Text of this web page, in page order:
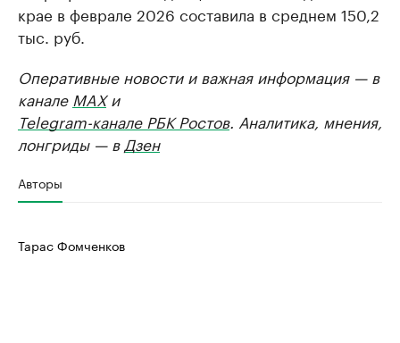
крае в феврале 2026 составила в среднем 150,2
тыс. руб.
Оперативные новости и важная информация — в
канале MAXи
Telegram-канале РБК Ростов. Аналитика, мнения,
лонгриды — в Дзен
Авторы
Тарас Фомченков